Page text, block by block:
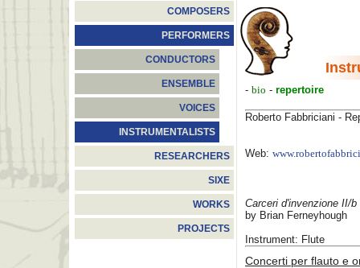
COMPOSERS
PERFORMERS
CONDUCTORS
ENSEMBLE
VOICES
INSTRUMENTALISTS
RESEARCHERS
SIXE
WORKS
PROJECTS
- bio - repertoire
Roberto Fabbriciani -
Web:
Carceri d'invenzione II/b
by Brian Ferneyhough
Instrument: Flute
Concerti per flauto e